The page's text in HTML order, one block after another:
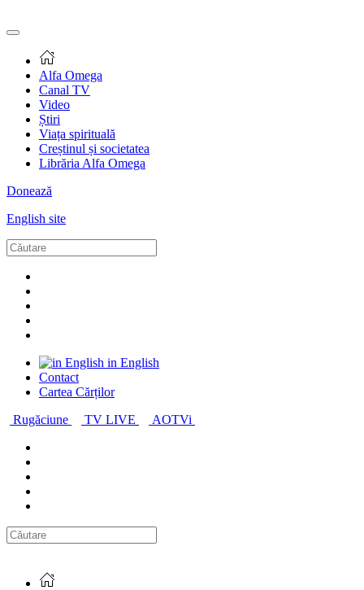
Alfa Omega
Canal TV
Video
Știri
Viața spirituală
Creștinul și societatea
Librăria Alfa Omega
Donează
English site
in English
Contact
Cartea Cărților
Rugăciune
TV LIVE AOTVi